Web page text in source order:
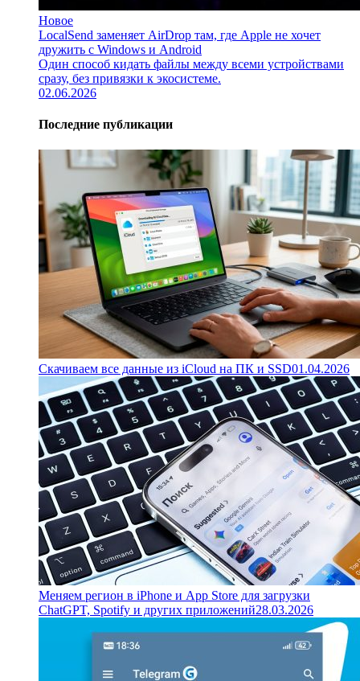
Новое
LocalSend заменяет AirDrop там, где Apple не хочет
дружить с Windows и Android
Один способ кидать файлы между всеми устройствами
сразу, без привязки к экосистеме.
02.06.2026
Последние публикации
Скачиваем все данные из iCloud на ПК и SSD01.04.2026
Меняем регион в iPhone и App Store для загрузки
ChatGPT, Spotify и других приложений28.03.2026